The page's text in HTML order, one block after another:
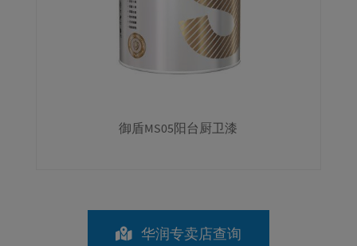
御盾MS05阳台厨卫漆
华润专卖店查询